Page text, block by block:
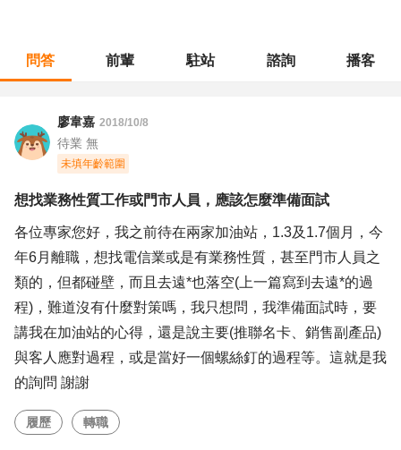
問答 前輩 駐站 諮詢 播客
廖韋嘉 2018/10/8
待業 無
未填年齡範圍
想找業務性質工作或門市人員，應該怎麼準備面試
各位專家您好，我之前待在兩家加油站，1.3及1.7個月，今
年6月離職，想找電信業或是有業務性質，甚至門市人員之
類的，但都碰壁，而且去遠*也落空(上一篇寫到去遠*的過
程)，難道沒有什麼對策嗎，我只想問，我準備面試時，要
講我在加油站的心得，還是說主要(推聯名卡、銷售副產品)
與客人應對過程，或是當好一個螺絲釘的過程等。這就是我
的詢問 謝謝
履歷 轉職